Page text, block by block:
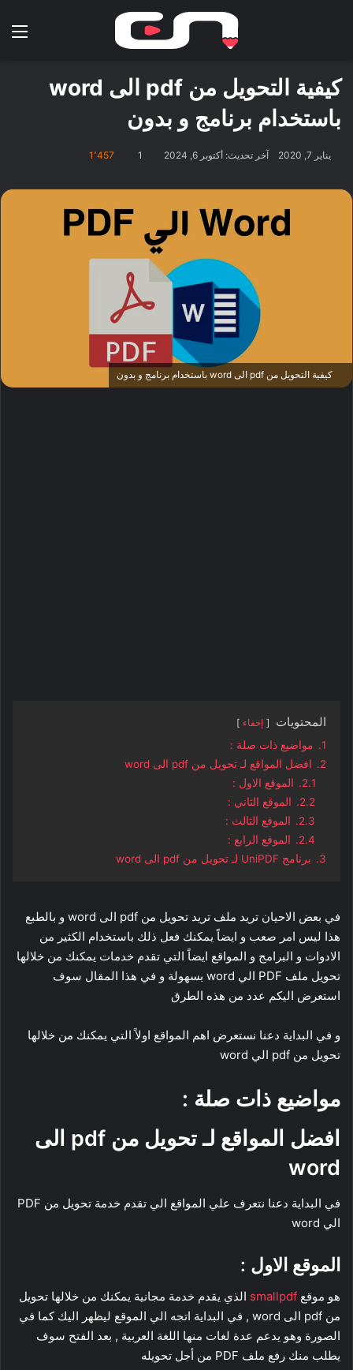
كيفية التحويل من pdf الى word
باستخدام برنامج و بدون
يناير 7, 2020 آخر تحديث: أكتوبر 6, 2024 1 1٬457
كيفية التحويل من pdf الى word باستخدام برنامج و بدون
المحتويات إخفاء
1.
مواضيع ذات صلة :
2.
افضل المواقع لـ تحويل من pdf الى word
2.1.
الموقع الاول :
2.2.
الموقع الثاني :
2.3.
الموقع الثالث :
2.4.
الموقع الرابع :
3.
برنامج UniPDF لـ تحويل من pdf الى word
في بعض الاحيان تريد ملف تريد تحويل من pdf الى word و بالطبع
هذا ليس امر صعب و ايضاً يمكنك فعل ذلك باستخدام الكثير من
الادوات و البرامج و المواقع ايضاً التي تقدم خدمات يمكنك من خلالها
تحويل ملف PDF الي word بسهولة و في هذا المقال سوف
استعرض اليكم عدد من هذه الطرق
و في البداية دعنا نستعرض اهم المواقع اولاً التي يمكنك من خلالها
تحويل من pdf الي word
مواضيع ذات صلة :
افضل المواقع لـ تحويل من pdf الى
word
في البداية دعنا نتعرف علي المواقع الي تقدم خدمة تحويل من PDF
الي word
الموقع الاول :
هو موقع smallpdf الذي يقدم خدمة مجانية يمكنك من خلالها تحويل
من pdf الى word , في البداية اتجه الي الموقع ليظهر اليك كما في
الصورة وهو يدعم عدة لغات منها اللغة العربية , بعد الفتح سوف
يطلب منك رفع ملف PDF من أجل تحويله